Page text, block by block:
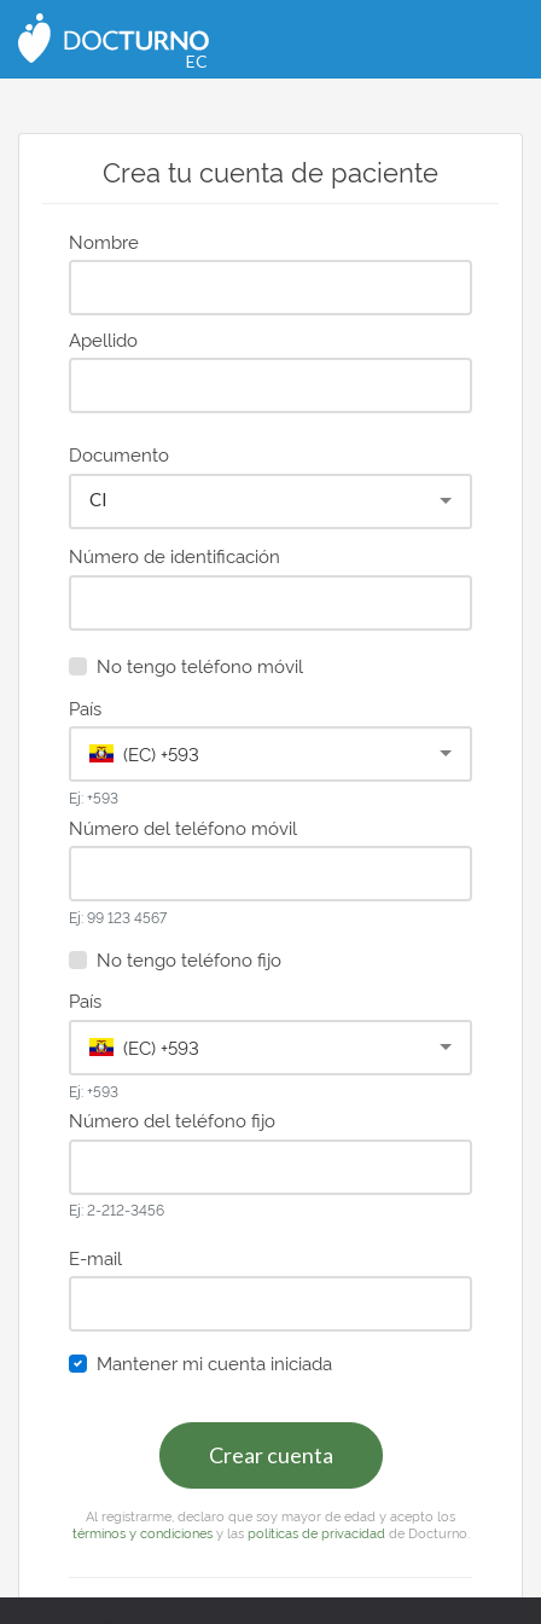
EC
Crea tu cuenta de paciente
Nombre
Apellido
Documento
CI
Número de identificación
No tengo teléfono móvil
País
(EC) +593
Ej: +593
Número del teléfono móvil
Ej: 99 123 4567
No tengo teléfono fijo
País
(EC) +593
Ej: +593
Número del teléfono fijo
Ej: 2-212-3456
E-mail
Mantener mi cuenta iniciada
Crear cuenta
Al registrarme, declaro que soy mayor de edad y acepto los
términos y condicionesy laspolíticas de privacidadde Docturno.